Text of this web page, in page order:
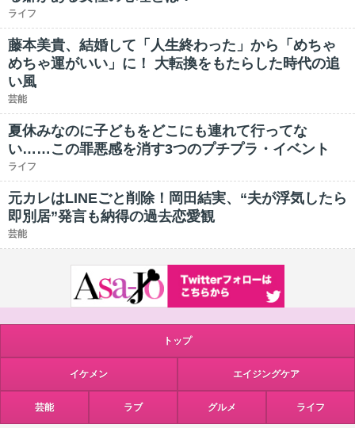
ライフ
藤本美貴、結婚して「人生終わった」から「めちゃ
めちゃ運がいい」に！ 大転換をもたらした時代の追
い風
芸能
夏休みなのに子どもをどこにも連れて行ってな
い……この罪悪感を消す3つのプチプラ・イベント
ライフ
元カレはLINEごと削除！岡田結実、“夫が浮気したら
即別居”発言も納得の過去恋愛観
芸能
トップ
イケメン エイジングケア
芸能 ラブ グルメ ライフ